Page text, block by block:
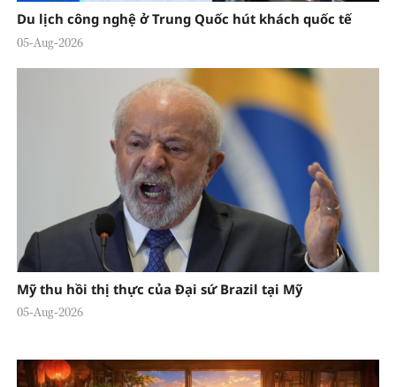
Du lịch công nghệ ở Trung Quốc hút khách quốc tế
05-Aug-2026
Mỹ thu hồi thị thực của Đại sứ Brazil tại Mỹ
05-Aug-2026